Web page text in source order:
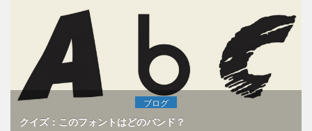
ブログ
クイズ：このフォントはどのバンド？